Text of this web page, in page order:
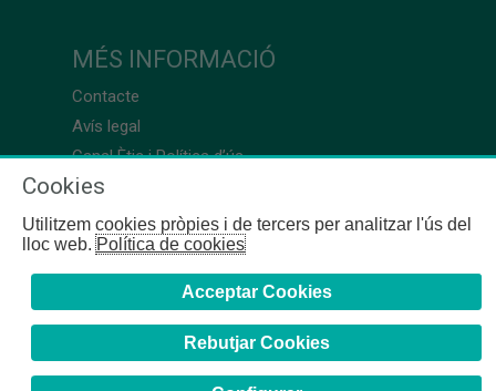
MÉS INFORMACIÓ
Contacte
Avís legal
Canal Ètic i Política d’ús
Cookies
Utilitzem cookies pròpies i de tercers per analitzar l'ús del
lloc web.Política de cookies
Acceptar Cookies
Rebutjar Cookies